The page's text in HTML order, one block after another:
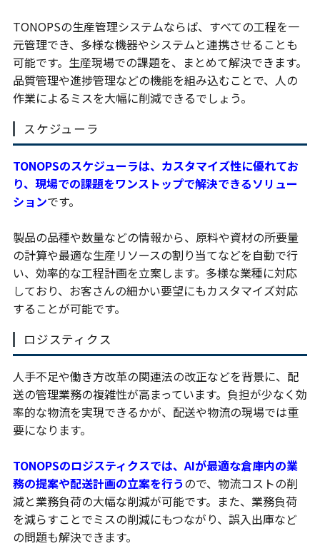
TONOPSの生産管理システムならば、すべての工程を一
元管理でき、多様な機器やシステムと連携させることも
可能です。生産現場での課題を、まとめて解決できます。
品質管理や進捗管理などの機能を組み込むことで、人の
作業によるミスを大幅に削減できるでしょう。
スケジューラ
TONOPSのスケジューラは、カスタマイズ性に優れてお
り、現場での課題をワンストップで解決できるソリュー
ションです。
製品の品種や数量などの情報から、原料や資材の所要量
の計算や最適な生産リソースの割り当てなどを自動で行
い、効率的な工程計画を立案します。多様な業種に対応
しており、お客さんの細かい要望にもカスタマイズ対応
することが可能です。
ロジスティクス
人手不足や働き方改革の関連法の改正などを背景に、配
送の管理業務の複雑性が高まっています。負担が少なく効
率的な物流を実現できるかが、配送や物流の現場では重
要になります。
TONOPSのロジスティクスでは、AIが最適な倉庫内の業
務の提案や配送計画の立案を行うので、物流コストの削
減と業務負荷の大幅な削減が可能です。また、業務負荷
を減らすことでミスの削減にもつながり、誤入出庫など
の問題も解決できます。